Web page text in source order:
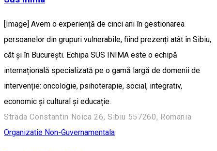
[Image] Avem o experiență de cinci ani în gestionarea
persoanelor din grupuri vulnerabile, fiind prezenți atât în Sibiu,
cât și în București. Echipa SUS INIMA este o echipă
internațională specializată pe o gamă largă de domenii de
intervenție: oncologie, psihoterapie, social, integrativ,
economic și cultural și educație.
Strada Constantin Noica 26, Sibiu 557260, Romania
Organizatie Non-Guvernamentala